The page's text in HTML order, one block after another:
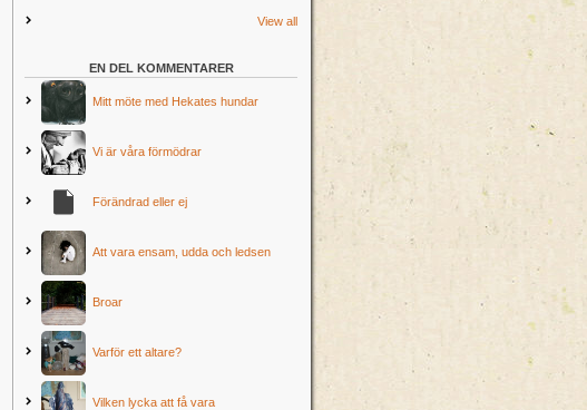
View all
EN DEL KOMMENTARER
Mitt möte med Hekates hundar
Vi är våra förmödrar
Förändrad eller ej
Att vara ensam, udda och ledsen
Broar
Varför ett altare?
Vilken lycka att få vara